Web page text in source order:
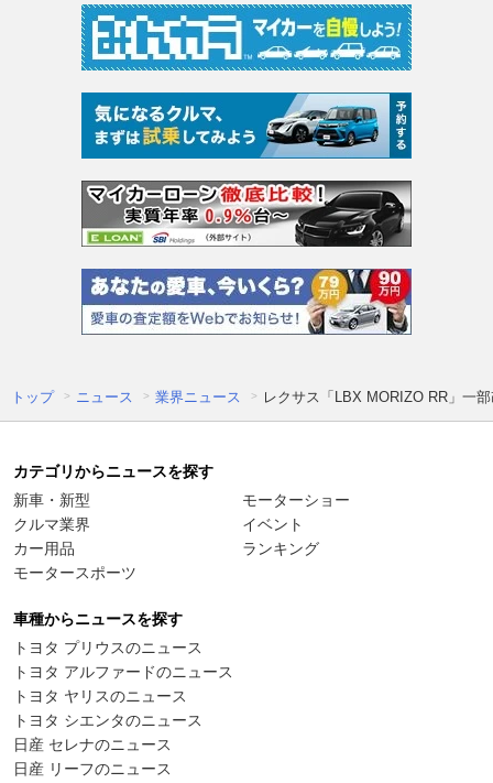
トップ ニュース 業界ニュース レクサス「LBX MORIZO RR」一
カテゴリからニュースを探す
新車・新型
クルマ業界
カー用品
モータースポーツ
モーターショー
イベント
ランキング
車種からニュースを探す
トヨタ プリウスのニュース
トヨタ アルファードのニュース
トヨタ ヤリスのニュース
トヨタ シエンタのニュース
日産 セレナのニュース
日産 リーフのニュース